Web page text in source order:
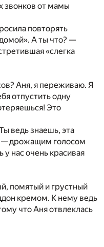
звонков от мамы
повторять
А ты что? —
«слегка
Аня, я переживаю. Я
отпустить одну
Это
ведь знаешь, эта
— дрожащим голосом
нас очень красивая
помятый и грустный
кремом. К нему ведь
что Аня отвлеклась